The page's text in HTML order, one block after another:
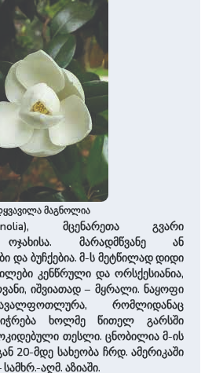
მაგნოლია
მცენარეთა გვარი
ოჯახისა. მარადმწვანე ან
და ბუჩქებია. მ-ს მეტწილად დიდი
კენწრული და ორსქესიანია,
იშვიათად – მყრალი. ნაყოფი
რომლიდანაც
ხოლმე წითელ გარსში
თესლი. ცნობილია მ-ის
20-მდე სახეობა ჩრდ. ამერიკაში
აღმ. აზიაში.